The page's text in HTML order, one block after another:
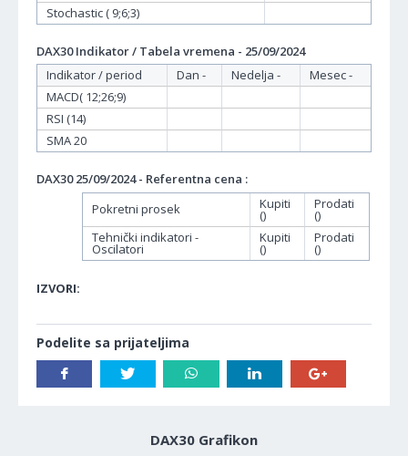
Stochastic ( 9;6;3)
DAX30 Indikator / Tabela vremena - 25/09/2024
Indikator / period
Dan - Nedelja -
Mesec -
MACD( 12;26;9)
RSI (14)
SMA 20
DAX30 25/09/2024 - Referentna cena :
Pokretni prosek
Kupiti
()
Prodati
()
Tehnički indikatori -
Oscilatori
Kupiti
()
Prodati
()
IZVORI:
Podelite sa prijateljima
DAX30 Grafikon